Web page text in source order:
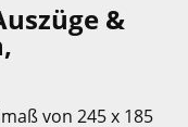
&
von 245 x 185